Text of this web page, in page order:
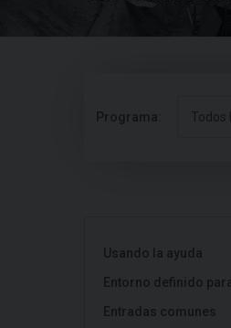
Programa: Todos
Usando la ayuda
Entorno definido
Entradas comunes